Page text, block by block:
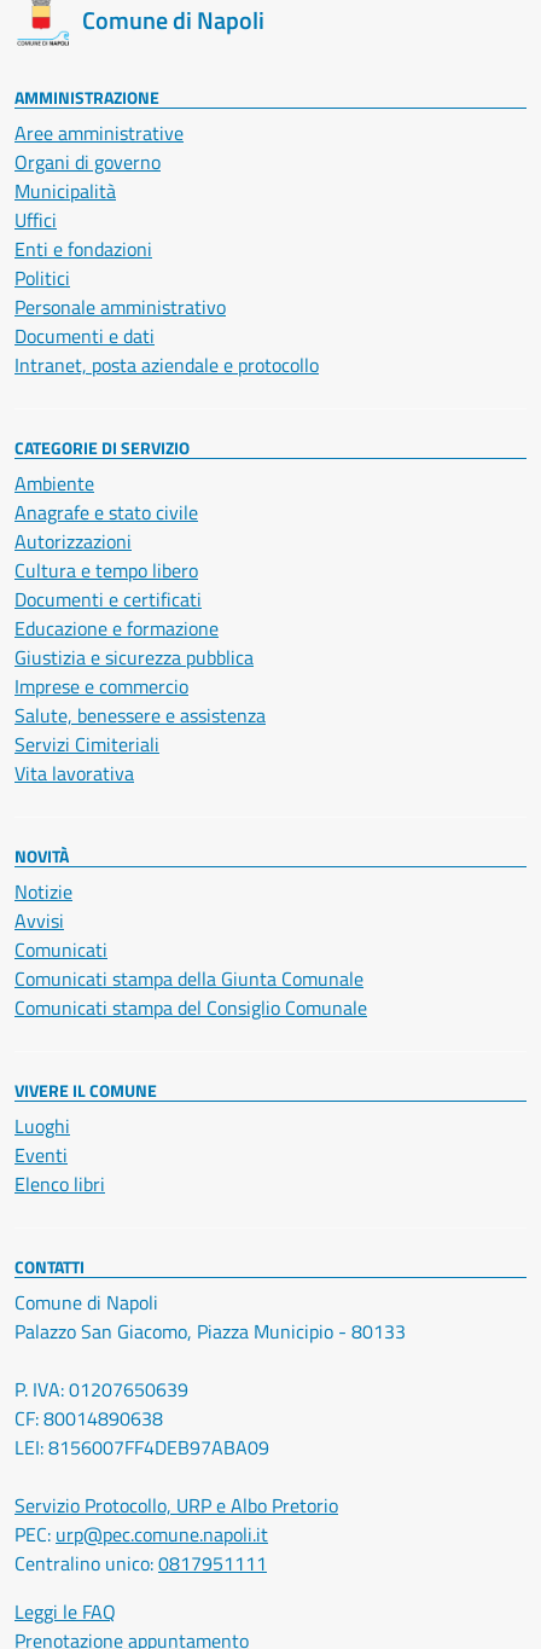
Comune di Napoli
AMMINISTRAZIONE
Aree amministrative
Organi di governo
Municipalità
Uffici
Enti e fondazioni
Politici
Personale amministrativo
Documenti e dati
Intranet, posta aziendale e protocollo
CATEGORIE DI SERVIZIO
Ambiente
Anagrafe e stato civile
Autorizzazioni
Cultura e tempo libero
Documenti e certificati
Educazione e formazione
Giustizia e sicurezza pubblica
Imprese e commercio
Salute, benessere e assistenza
Servizi Cimiteriali
Vita lavorativa
NOVITÀ
Notizie
Avvisi
Comunicati
Comunicati stampa della Giunta Comunale
Comunicati stampa del Consiglio Comunale
VIVERE IL COMUNE
Luoghi
Eventi
Elenco libri
CONTATTI
Comune di Napoli
Palazzo San Giacomo, Piazza Municipio - 80133
P. IVA: 01207650639
CF: 80014890638
LEI: 8156007FF4DEB97ABA09
Servizio Protocollo, URP e Albo Pretorio
PEC: urp@pec.comune.napoli.it
Centralino unico:0817951111
Leggi le FAQ
Prenotazione appuntamento